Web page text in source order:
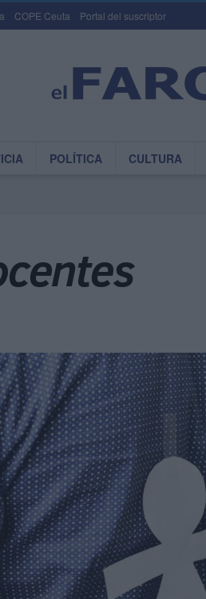
COPE Ceuta Portal del suscriptor
POLÍTICA CULTURA